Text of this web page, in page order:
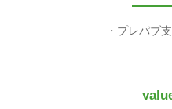
プレパブ